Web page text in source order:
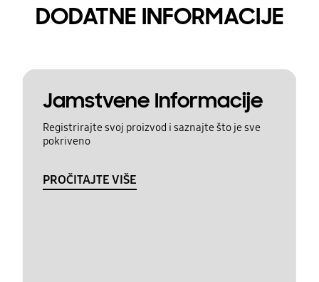
DODATNE INFORMACIJE
Jamstvene Informacije
Registrirajte svoj proizvod i saznajte što je sve
pokriveno
PROČITAJTE VIŠE